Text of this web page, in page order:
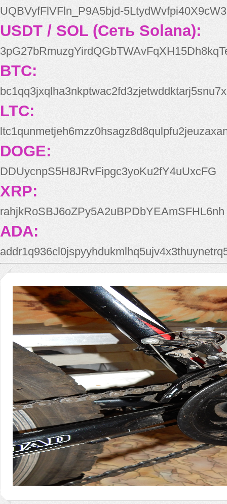
UQBVyfFlVFln_P9A5bjd-
USDT / SOL (Сеть Solana):
BTC:
bc1qq3jxqlha3nkptwac2fd3zjetwddktarj5snu7x
LTC:
DOGE:
DDUycnpS5H8JRvFipgc3yoKu2fY4uUxcFG
XRP:
rahjkRoSBJ6oZPy5A2uBPDbYEAmSFHL6nh
ADA: